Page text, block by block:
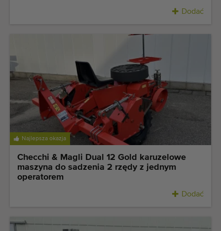
Dodać
Najlepsza okazja
Checchi & Magli Dual 12 Gold karuzelowe
maszyna do sadzenia 2 rzędy z jednym
operatorem
Dodać